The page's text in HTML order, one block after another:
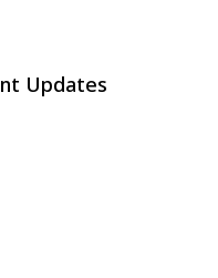
Updates
तिथि 2024 घोषित